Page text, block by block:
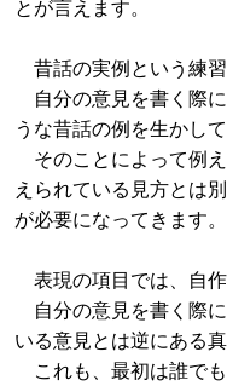
とが言えます。
昔話の実例という練習
自分の意見を書く際
うな昔話の例を生かし
そのことによって例
えられている見方とは
が必要になってきます。
表現の項目では、自
自分の意見を書く際
いる意見とは逆にある
これも、最初は誰で